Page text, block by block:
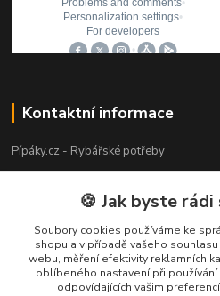
Kontaktní informace
Pípáky.cz - Rybářské potřeby
Zákaznická podpora
+420 777 789
(Po-Pá 9:00-18:00)
info@pipaky.cz
🍪 Jak byste rádi
Soubory cookies používáme ke
shopu a v případě vašeho
webu, měření efektivity reklamních
oblíbeného nastavení při
odpovídajících vašim